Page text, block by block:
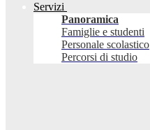
Servizi
Panoramica
Famiglie e studenti
Personale scolastico
Percorsi di studio